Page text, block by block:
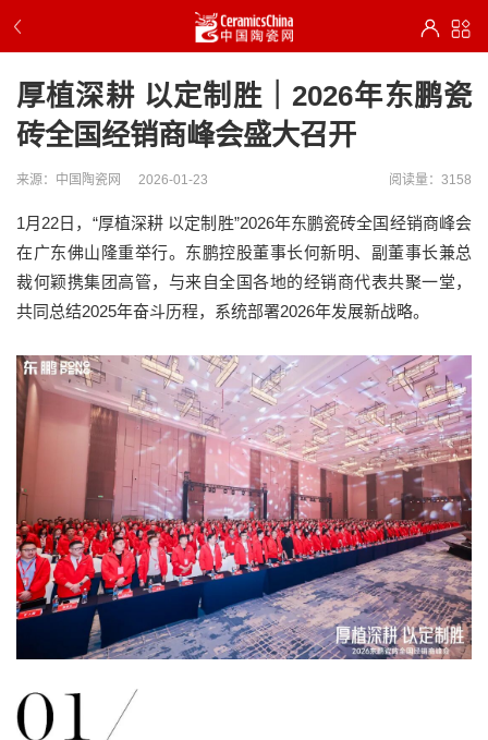
厚植深耕 以定制胜｜2026年东鹏瓷
砖全国经销商峰会盛大召开
来源：中国陶瓷网 2026-01-23 阅读量：3158
1月22日，“厚植深耕 以定制胜”2026年东鹏瓷砖全国经销商峰会
在广东佛山隆重举行。东鹏控股董事长何新明、副董事长兼总
裁何颖携集团高管，与来自全国各地的经销商代表共聚一堂，
共同总结2025年奋斗历程，系统部署2026年发展新战略。